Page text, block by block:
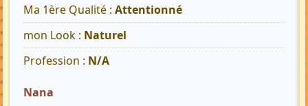
Ma 1ère Qualité : Attentionné
mon Look : Naturel
Profession : N/A
Nana